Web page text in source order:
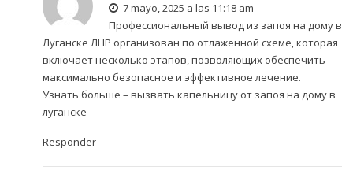
7 mayo, 2025 a las 11:18 am
Профессиональный вывод из запоя на дому в
Луганске ЛНР организован по отлаженной схеме, которая
включает несколько этапов, позволяющих обеспечить
максимально безопасное и эффективное лечение.
Узнать больше – вызвать капельницу от запоя на дому в
луганске
Responder